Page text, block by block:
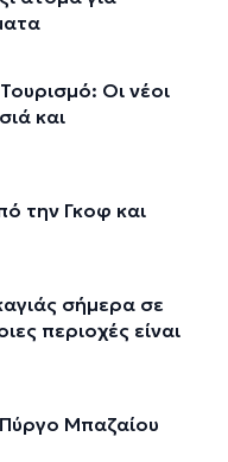
Οι νέοι
και
την Γκοφ και
σήμερα σε
περιοχές είναι
Μπαζαίου